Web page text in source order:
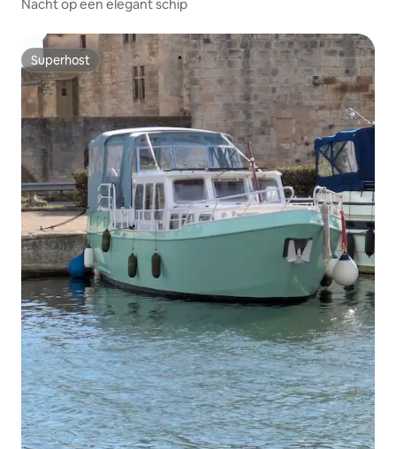
Nacht op een elegant schip
Superhost
Superhost